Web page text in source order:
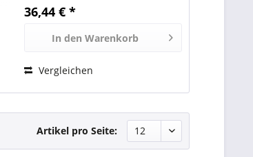
36,44 € *
In den Warenkorb
Vergleichen
Artikel pro Seite: